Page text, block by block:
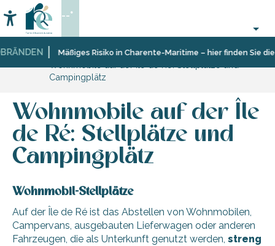
au
contenu
principal
Mäßiges Risiko in Charente-Maritime – hier finden Sie die
Accessibilité
Suche
--°
Startseite AufenthaltUnterkünfte
Campingplätz
Wohnmobile auf der Île
de Ré: Stellplätze und
Campingplätz
Wohnmobil-Stellplätze
Auf der Île de Ré ist das Abstellen von Wohnmobilen,
Campervans, ausgebauten Lieferwagen oder anderen
Fahrzeugen, die als Unterkunft genutzt werden, streng